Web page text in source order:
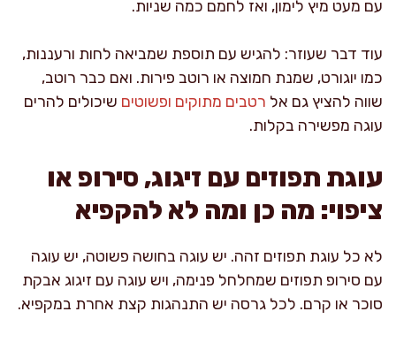
עם מעט מיץ לימון, ואז לחמם כמה שניות.
עוד דבר שעוזר: להגיש עם תוספת שמביאה לחות ורעננות,
כמו יוגורט, שמנת חמוצה או רוטב פירות. ואם כבר רוטב,
שווה להציץ גם אל רטבים מתוקים ופשוטים שיכולים להרים
עוגה מפשירה בקלות.
עוגת תפוזים עם זיגוג, סירופ או
ציפוי: מה כן ומה לא להקפיא
לא כל עוגת תפוזים זהה. יש עוגה בחושה פשוטה, יש עוגה
עם סירופ תפוזים שמחלחל פנימה, ויש עוגה עם זיגוג אבקת
סוכר או קרם. לכל גרסה יש התנהגות קצת אחרת במקפיא.